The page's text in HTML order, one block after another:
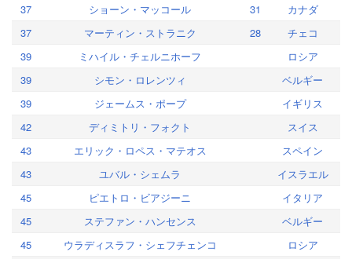
37
ショーン・マッコール 31
カナダ
37
マーティン・ストラニク 28
チェコ
39
ミハイル・チェルニホーフ
ロシア
39
シモン・ロレンツィ
ベルギー
39
ジェームス・ポープ
イギリス
42
ディミトリ・フォクト
スイス
43
エリック・ロペス・マテオス
スペイン
43
ユバル・シェムラ
イスラエル
45
ピエトロ・ビアジーニ
イタリア
45
ステファン・ハンセンス
ベルギー
45
ウラディスラフ・シェフチェンコ
ロシア